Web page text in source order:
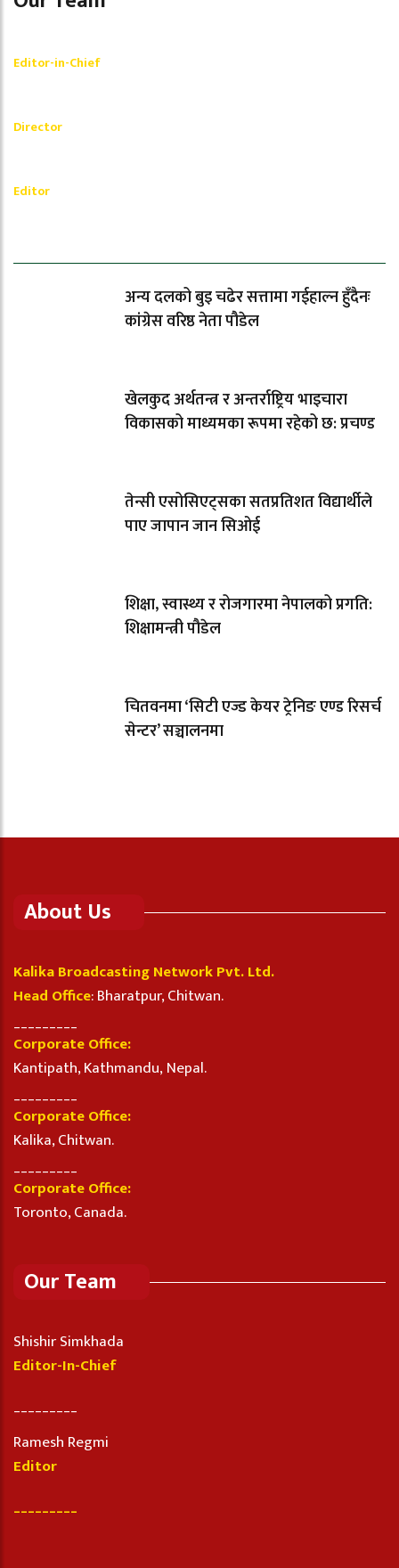
Editor-in-Chief
Director
Editor
अन्य दलको बुइ चढेर सत्तामा गईहाल्न हुँदैनः
कांग्रेस वरिष्ठ नेता पौडेल
खेलकुद अर्थतन्त्र र अन्तर्राष्ट्रिय भाइचारा
विकासको माध्यमका रूपमा रहेको छ: प्रचण्ड
तेन्सी एसोसिएट्सका सतप्रतिशत विद्यार्थीले
पाए जापान जान सिओई
शिक्षा, स्वास्थ्य र रोजगारमा नेपालको प्रगति:
शिक्षामन्त्री पौडेल
चितवनमा ‘सिटी एज्ड केयर ट्रेनिङ एण्ड रिसर्च
सेन्टर’ सञ्चालनमा
About Us
Kalika Broadcasting Network Pvt. Ltd.
Head Office: Bharatpur, Chitwan.
Corporate Office:
Kantipath, Kathmandu, Nepal.
Corporate Office:
Kalika, Chitwan.
Corporate Office:
Toronto, Canada.
Our Team
Shishir Simkhada
Editor-In-Chief
Ramesh Regmi
Editor
_________